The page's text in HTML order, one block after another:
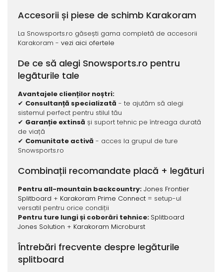
Accesorii și piese de schimb Karakoram
La Snowsports.ro găsești gama completă de accesorii
Karakoram - vezi aici ofertele
De ce să alegi Snowsports.ro pentru
legãturile tale
Avantajele clienților noștri:
✔ Consultanță specializată - te ajutăm să alegi
sistemul perfect pentru stilul tău
✔ Garanție extinsă și suport tehnic pe întreaga durată
de viață
✔ Comunitate activă - acces la grupul de ture
Snowsports.ro
Combinații recomandate placă + legãturi
Pentru all-mountain backcountry: Jones Frontier
Splitboard + Karakoram Prime Connect= setup-ul
versatil pentru orice condiții
Pentru ture lungi și coborâri tehnice: Splitboard
Jones Solution + Karakoram Microburst
Întrebări frecvente despre legăturile
splitboard